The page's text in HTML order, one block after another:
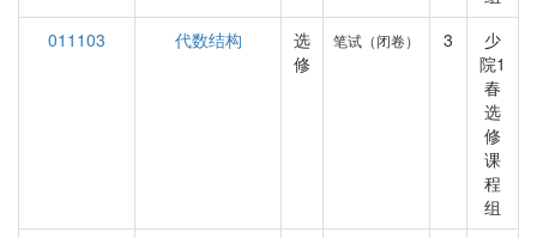
011103
代数结构
选
修
笔试（闭卷） 3
少
院1
春
选
修
课
程
组